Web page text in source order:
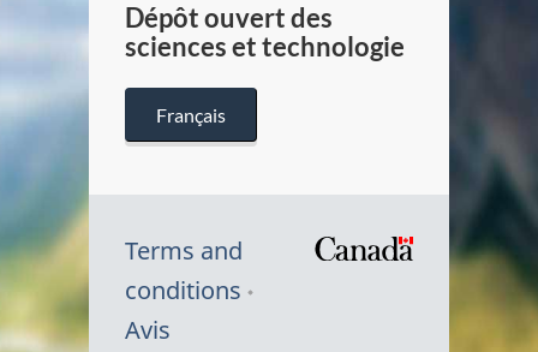
Dépôt ouvert des
sciences et technologie
Français
Terms and
conditions
Avis